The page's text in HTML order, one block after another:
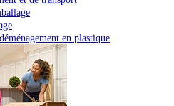
en plastique